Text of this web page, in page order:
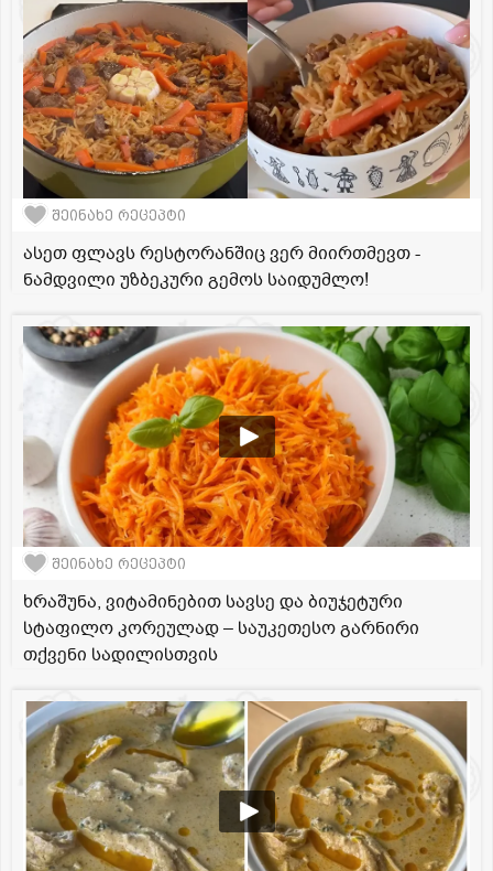
შეინახე რეცეპტი
ასეთ ფლავს რესტორანშიც ვერ მიირთმევთ -
ნამდვილი უზბეკური გემოს საიდუმლო!
შეინახე რეცეპტი
ხრაშუნა, ვიტამინებით სავსე და ბიუჯეტური
სტაფილო კორეულად – საუკეთესო გარნირი
თქვენი სადილისთვის